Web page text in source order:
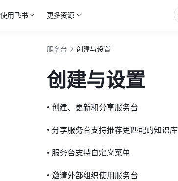
使用飞书 更多资源
服务台 创建与设置
创建与设置
• 创建、更新和分享服务台
• 分享服务台支持推荐更匹配的知识库
• 服务台支持自定义菜单
• 邀请外部组织使用服务台